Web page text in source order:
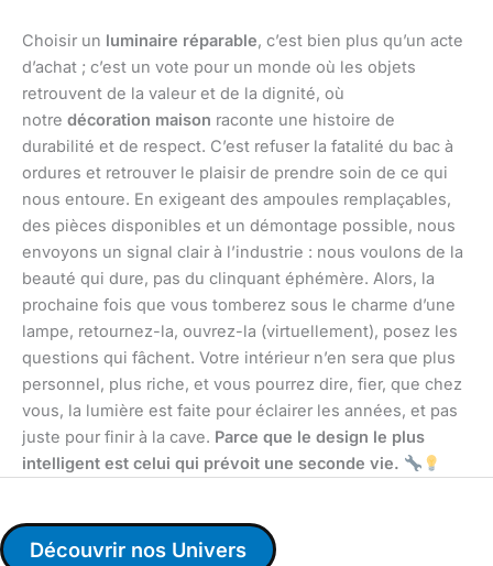
Choisir un luminaire réparable, c’est bien plus qu’un acte
d’achat ; c’est un vote pour un monde où les objets
retrouvent de la valeur et de la dignité, où
notre décoration maison raconte une histoire de
durabilité et de respect. C’est refuser la fatalité du bac à
ordures et retrouver le plaisir de prendre soin de ce qui
nous entoure. En exigeant des ampoules remplaçables,
des pièces disponibles et un démontage possible, nous
envoyons un signal clair à l’industrie : nous voulons de la
beauté qui dure, pas du clinquant éphémère. Alors, la
prochaine fois que vous tomberez sous le charme d’une
lampe, retournez-la, ouvrez-la (virtuellement), posez les
questions qui fâchent. Votre intérieur n’en sera que plus
personnel, plus riche, et vous pourrez dire, fier, que chez
vous, la lumière est faite pour éclairer les années, et pas
juste pour finir à la cave. Parce que le design le plus
intelligent est celui qui prévoit une seconde vie.
Découvrir nos Univers